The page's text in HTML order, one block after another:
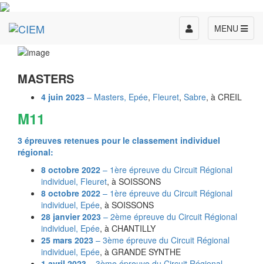
MENU
Toggle
navigation
MASTERS
4 juin 2023 – Masters, Epée, Fleuret, Sabre, à CREIL
M11
3 épreuves retenues pour le classement individuel
régional:
8 octobre 2022 – 1ère épreuve du Circuit Régional
individuel, Fleuret, à SOISSONS
8 octobre 2022 – 1ère épreuve du Circuit Régional
individuel, Epée, à SOISSONS
28 janvier 2023 – 2ème épreuve du Circuit Régional
individuel, Epée, à CHANTILLY
25 mars 2023 – 3ème épreuve du Circuit Régional
individuel, Epée, à GRANDE SYNTHE